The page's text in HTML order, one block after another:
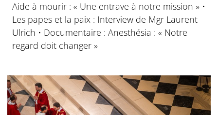
Aide à mourir : « Une entrave à notre mission » •
Les papes et la paix : Interview de Mgr Laurent
Ulrich • Documentaire : Anesthésia : « Notre
regard doit changer »